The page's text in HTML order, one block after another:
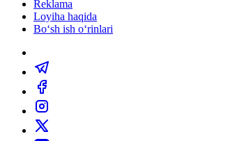
Reklama
Loyiha haqida
Bo‘sh ish o‘rinlari